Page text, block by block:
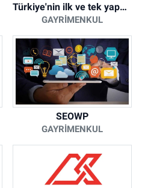
Türkiye'nin ilk ve tek yapay zeka destekli arsa ilan platformu
GAYRIMENKUL
SEOWP
GAYRIMENKUL